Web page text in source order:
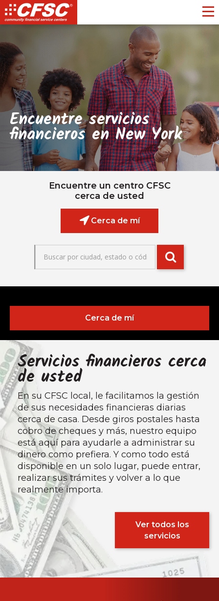
Encuentre servicios
financieros en New York
Encuentre un centro CFSC
cerca de usted
Cerca de mí
Cerca de mí
Servicios financieros cerca
de usted
En su CFSC local, le facilitamos la gestión
de sus necesidades financieras diarias
cerca de casa. Desde giros postales hasta
cobro de cheques y más, nuestro equipo
está aquí para ayudarle a administrar su
dinero como prefiera. Y como todo está
disponible en un solo lugar, puede entrar,
realizar sus trámites y volver a lo que
realmente importa.
Ver todos los
servicios